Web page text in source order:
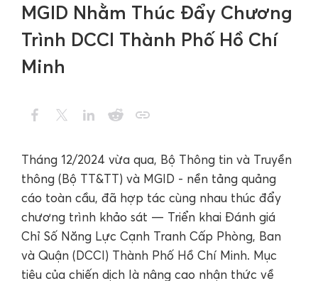
MGID Nhằm Thúc Đẩy Chương
Trình DCCI Thành Phố Hồ Chí
Minh
Tháng 12/2024 vừa qua, Bộ Thông tin và Truyền
thông (Bộ TT&TT) và MGID - nền tảng quảng
cáo toàn cầu, đã hợp tác cùng nhau thúc đẩy
chương trình khảo sát — Triển khai Đánh giá
Chỉ Số Năng Lực Cạnh Tranh Cấp Phòng, Ban
và Quận (DCCI) Thành Phố Hồ Chí Minh. Mục
tiêu của chiến dịch là nâng cao nhận thức về